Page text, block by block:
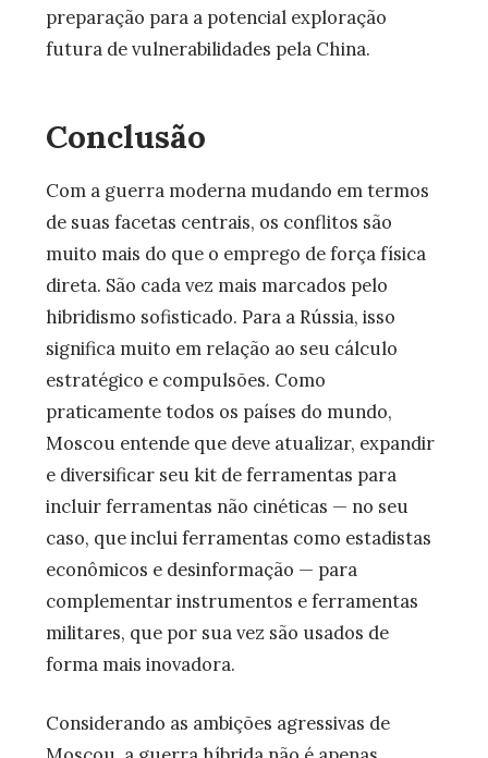
preparação para a potencial exploração
futura de vulnerabilidades pela China.
Conclusão
Com a guerra moderna mudando em termos
de suas facetas centrais, os conflitos são
muito mais do que o emprego de força física
direta. São cada vez mais marcados pelo
hibridismo sofisticado. Para a Rússia, isso
significa muito em relação ao seu cálculo
estratégico e compulsões. Como
praticamente todos os países do mundo,
Moscou entende que deve atualizar, expandir
e diversificar seu kit de ferramentas para
incluir ferramentas não cinéticas — no seu
caso, que inclui ferramentas como estadistas
econômicos e desinformação — para
complementar instrumentos e ferramentas
militares, que por sua vez são usados de
forma mais inovadora.
Considerando as ambições agressivas de